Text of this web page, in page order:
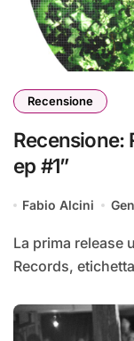
Recensione
Recensione:
ep #1”
Fabio Alcini
La prima release ufficiale della nuova label Area51
Records,